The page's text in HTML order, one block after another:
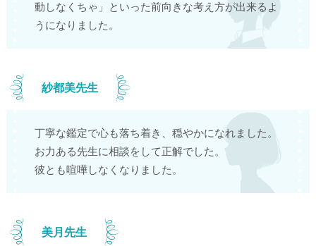
動しなくちゃ」といった前向きな考え方が出来るよ
うになりました。
紗都美先生
丁寧な鑑定で心も落ち着き、穏やかになれました。
お力ある先生に相談をして正解でした。
彼とも喧嘩しなくなりました。
美月先生